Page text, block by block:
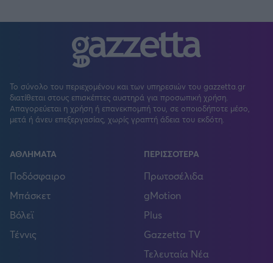
Το σύνολο του περιεχομένου και των υπηρεσιών του gazzetta.gr
διατίθεται στους επισκέπτες αυστηρά για προσωπική χρήση.
Απαγορεύεται η χρήση ή επανεκπομπή του, σε οποιοδήποτε μέσο,
μετά ή άνευ επεξεργασίας, χωρίς γραπτή άδεια του εκδότη.
ΑΘΛΗΜΑΤΑ
Ποδόσφαιρο
Μπάσκετ
Βόλεϊ
Τέννις
ΠΕΡΙΣΣΟΤΕΡΑ
Πρωτοσέλιδα
gMotion
Plus
Gazzetta TV
Τελευταία Νέα